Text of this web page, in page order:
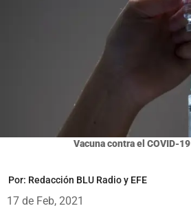
Vacuna contra el COVID-19
Por: Redacción BLU Radio y EFE
17 de Feb, 2021